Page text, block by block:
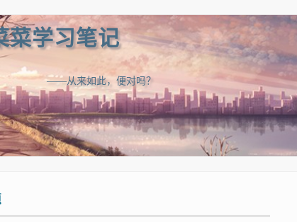
菜学习笔记
——从来如此，便对吗？